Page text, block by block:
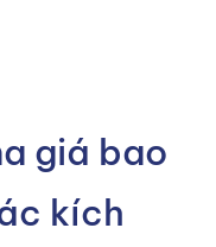
giá bao
kích